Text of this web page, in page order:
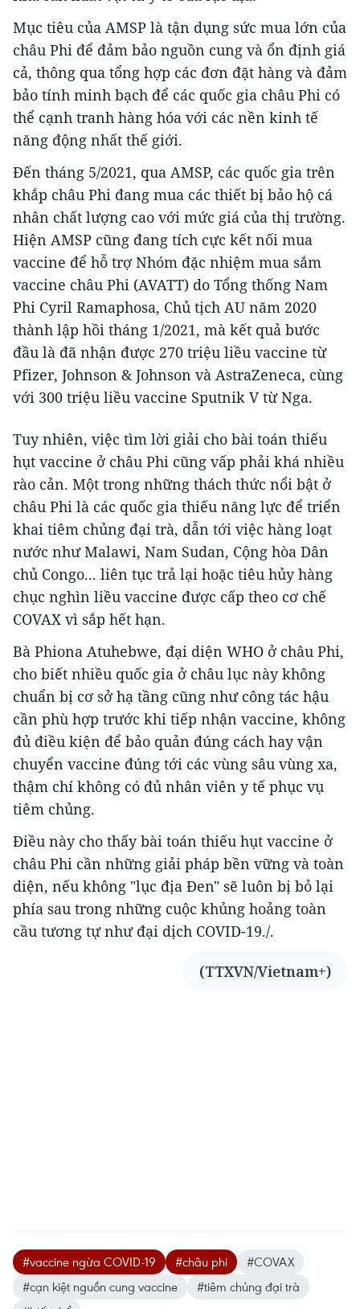
Mục tiêu của AMSP là tận dụng sức mua lớn của
châu Phi để đảm bảo nguồn cung và ổn định giá
cả, thông qua tổng hợp các đơn đặt hàng và đảm
bảo tính minh bạch để các quốc gia châu Phi có
thể cạnh tranh hàng hóa với các nền kinh tế
năng động nhất thế giới.
Đến tháng 5/2021, qua AMSP, các quốc gia trên
khắp châu Phi đang mua các thiết bị bảo hộ cá
nhân chất lượng cao với mức giá của thị trường.
Hiện AMSP cũng đang tích cực kết nối mua
vaccine để hỗ trợ Nhóm đặc nhiệm mua sắm
vaccine châu Phi (AVATT) do Tổng thống Nam
Phi Cyril Ramaphosa, Chủ tịch AU năm 2020
thành lập hồi tháng 1/2021, mà kết quả bước
đầu là đã nhận được 270 triệu liều vaccine từ
Pfizer, Johnson & Johnson và AstraZeneca, cùng
với 300 triệu liều vaccine Sputnik V từ Nga.
Tuy nhiên, việc tìm lời giải cho bài toán thiếu
hụt vaccine ở châu Phi cũng vấp phải khá nhiều
rào cản. Một trong những thách thức nổi bật ở
châu Phi là các quốc gia thiếu năng lực để triển
khai tiêm chủng đại trà, dẫn tới việc hàng loạt
nước như Malawi, Nam Sudan, Cộng hòa Dân
chủ Congo... liên tục trả lại hoặc tiêu hủy hàng
chục nghìn liều vaccine được cấp theo cơ chế
COVAX vì sắp hết hạn.
Bà Phiona Atuhebwe, đại diện WHO ở châu Phi,
cho biết nhiều quốc gia ở châu lục này không
chuẩn bị cơ sở hạ tầng cũng như công tác hậu
cần phù hợp trước khi tiếp nhận vaccine, không
đủ điều kiện để bảo quản đúng cách hay vận
chuyển vaccine đúng tới các vùng sâu vùng xa,
thậm chí không có đủ nhân viên y tế phục vụ
tiêm chủng.
Điều này cho thấy bài toán thiếu hụt vaccine ở
châu Phi cần những giải pháp bền vững và toàn
diện, nếu không "lục địa Đen" sẽ luôn bị bỏ lại
phía sau trong những cuộc khủng hoảng toàn
cầu tương tự như đại dịch COVID-19./.
(TTXVN/Vietnam+)
#vaccine ngừa COVID-19 #châu phi
#COVAX
#cạn kiệt nguồn cung vaccine
#tiêm chủng đại trà